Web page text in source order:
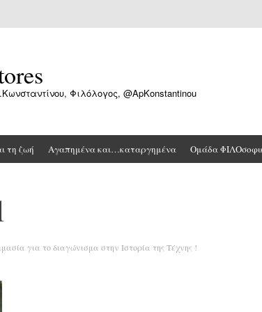
Φιλόλογος, @ApKonstantinou
τη ζωή Αγαπημένα και…καταργημένα Ομάδα
για το διαγώνισμα στην Ιστορία της Τέχνης !